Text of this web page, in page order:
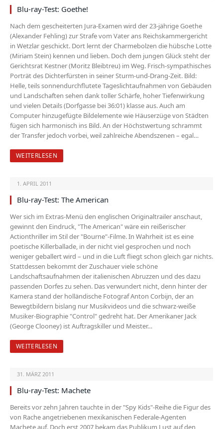
Blu-ray-Test: Goethe!
Nach dem gescheiterten Jura-Examen wird der 23-jährige Goethe
(Alexander Fehling) zur Strafe vom Vater ans Reichskammergericht
in Wetzlar geschickt. Dort lernt der Charmebolzen die hübsche Lotte
(Miriam Stein) kennen und lieben. Doch dem jungen Glück steht der
Gerichtsrat Kestner (Moritz Bleibtreu) im Weg. Frisch-sympathisches
Porträt des Dichterfürsten in seiner Sturm-und-Drang-Zeit. Bild:
Helle, teils sonnendurchflutete Tageslichtaufnahmen von Gebäuden
und Landschaften sehen dank toller Schärfe, hoher Tiefenwirkung
und vielen Details (Dorfgasse bei 36:01) klasse aus. Auch am
Computer hinzugefügte Bildelemente wie Häuserzüge von Städten
fügen sich harmonisch ins Bild. An der Höchstwertung schrammt
der Transfer jedoch vorbei, weil zahlreiche Abendszenen – egal…
WEITERLESEN
1. APRIL 2011
Blu-ray-Test: The American
Wer sich im Extras-Menü den englischen Originaltrailer anschaut,
gewinnt den Eindruck, "The American" wäre ein reißerischer
Actionthriller im Stil der "Bourne"-Filme. In Wahrheit ist es eine
poetische Killerballade, in der nicht viel gesprochen und noch
weniger geballert wird – und in die Luft fliegt schon gleich gar nichts.
Stattdessen bekommt der Zuschauer viele schöne
Landschaftsaufnahmen der italienischen Abruzzen und des dazu
passenden Dorfes zu sehen. Das verwundert nicht, denn hinter der
Kamera stand der holländische Fotograf Anton Corbijn, der an
Bewegtbildern bislang nur Musikvideos und die schwarz-weiße
Musiker-Biographie "Control" gedreht hat. Der Amerikaner Jack
(George Clooney) ist Auftragskiller und Meister…
WEITERLESEN
31. MÄRZ 2011
Blu-ray-Test: Machete
Bereits vor zehn Jahren tauchte in der "Spy Kids"-Reihe die Figur des
von Rache angetriebenen mexikanischen Federale-Agenten
Machete auf. Doch erst 2007 bekam das Publikum Lust auf den